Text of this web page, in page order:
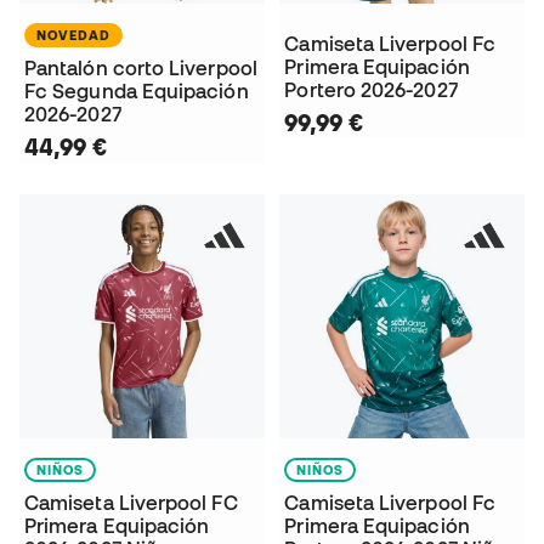
NOVEDAD
Pantalón corto Liverpool
Fc Segunda Equipación
2026-2027
44,99 €
Camiseta Liverpool Fc
Primera Equipación
Portero 2026-2027
99,99 €
NIÑOS
Camiseta Liverpool FC
Primera Equipación
NIÑOS
Camiseta Liverpool Fc
Primera Equipación